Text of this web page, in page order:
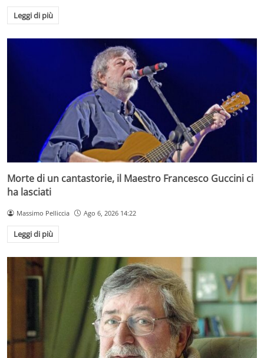
Leggi di più
Morte di un cantastorie, il Maestro Francesco Guccini ci
ha lasciati
Massimo Pelliccia Ago 6, 2026 14:22
Leggi di più